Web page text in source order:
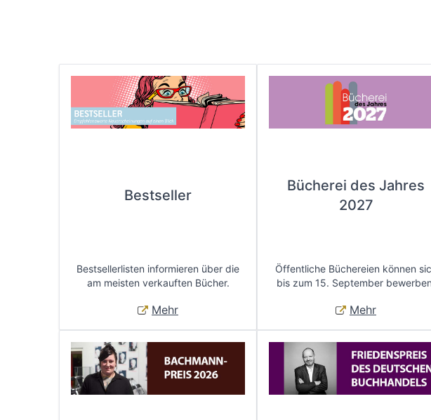
Bestseller
Bestsellerlisten informieren über die
am meisten verkauften Bücher.
Mehr
Bücherei des Jahres
2027
Öffentliche Büchereien können
bis zum 15. September
Mehr